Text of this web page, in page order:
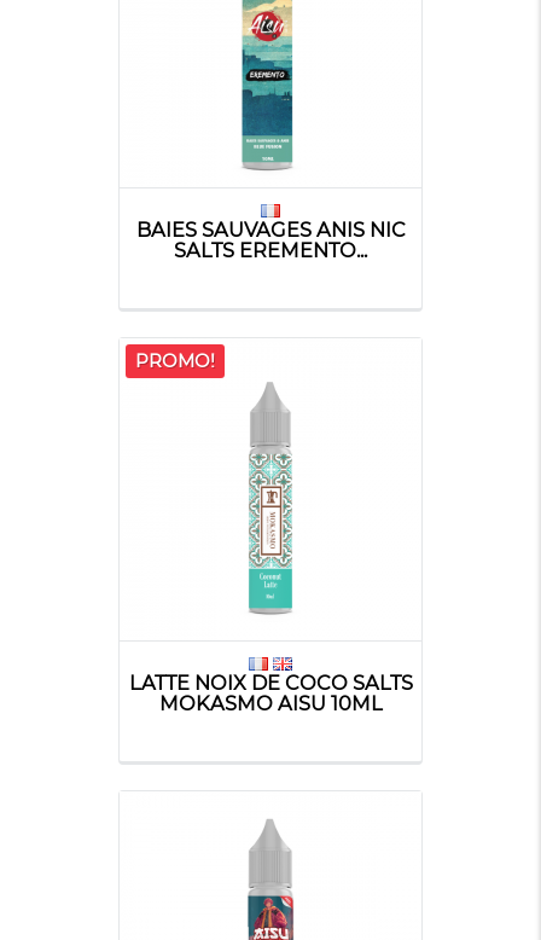
BAIES SAUVAGES ANIS NIC
SALTS EREMENTO...
PROMO!
LATTE NOIX DE COCO SALTS
MOKASMO AISU 10ML